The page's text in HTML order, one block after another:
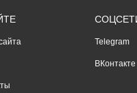
Telegram
ВКонтакте